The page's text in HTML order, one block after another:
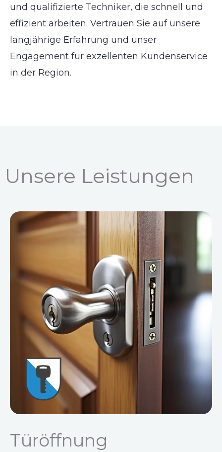
und qualifizierte Techniker, die schnell und
effizient arbeiten. Vertrauen Sie auf unsere
langjährige Erfahrung und unser
Engagement für exzellenten Kundenservice
in der Region.
Unsere Leistungen
Türöffnung